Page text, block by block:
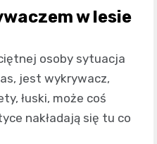
w lesie
osoby sytuacja
jest wykrywacz,
łuski, może coś
nakładają się tu co